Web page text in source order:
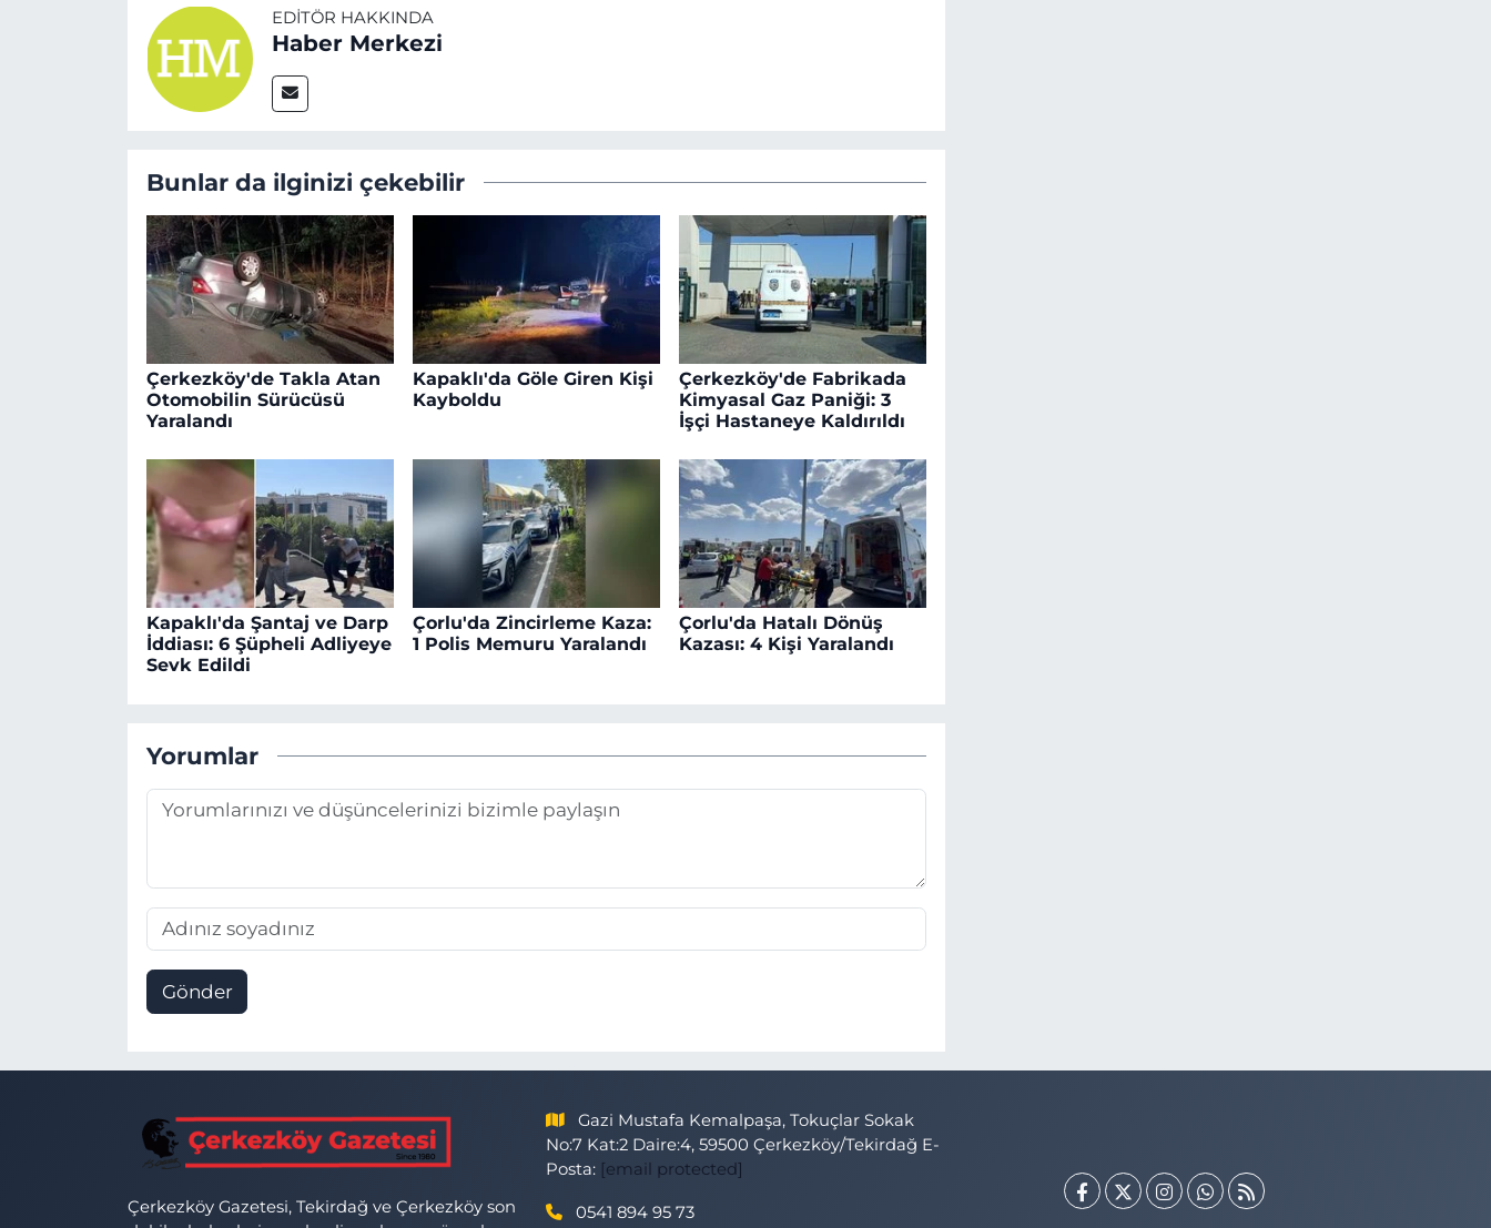
EDITÖR HAKKINDA
Haber Merkezi
Bunlar da ilginizi çekebilir
Çerkezköy'de Takla Atan
Otomobilin Sürücüsü
Yaralandı
Kapaklı'da Göle Giren Kişi
Kayboldu
Çerkezköy'de Fabrikada
Kimyasal Gaz Paniği: 3
İşçi Hastaneye Kaldırıldı
Kapaklı'da Şantaj ve Darp
İddiası: 6 Şüpheli Adliyeye
Sevk Edildi
Çorlu'da Zincirleme Kaza:
1 Polis Memuru Yaralandı
Çorlu'da Hatalı Dönüş
Kazası: 4 Kişi Yaralandı
Yorumlar
Gönder
Çerkezköy Gazetesi, Tekirdağ ve Çerkezköy son
Gazi Mustafa Kemalpaşa, Tokuçlar Sokak
No:7 Kat:2 Daire:4, 59500 Çerkezköy/Tekirdağ E-
Posta: [email protected]
0541 894 95 73